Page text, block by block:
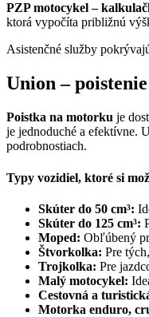
PZP motocykel –
ktorá vypočíta približnú
Asistenčné služby
Union –
Poistka na motorku je
je jednoduché a efektívne.
podrobnostiach.
Typy vozidiel, ktoré si
Skúter do 50 cm³:
Skúter do 125 cm³:
Moped: Obľúbený
Štvorkolka: Pre
Trojkolka: Pre
Malý motocykel:
Cestovná a
Motorka enduro,